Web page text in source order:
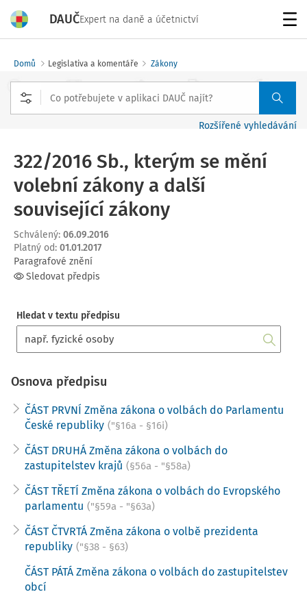
DAUČExpert na daně a účetnictví
Domů Legislativa a komentáře Zákony
Rozšířené vyhledávání
322/2016 Sb., kterým se mění
volební zákony a další
související zákony
Schválený: 06.09.2016
Platný od: 01.01.2017
Paragrafové znění
Sledovat předpis
Hledat v textu předpisu
Osnova předpisu
ČÁST PRVNÍ Změna zákona o volbách do Parlamentu
České republiky ("§16a - §16i)
ČÁST DRUHÁ Změna zákona o volbách do
zastupitelstev krajů (§56a - "§58a)
ČÁST TŘETÍ Změna zákona o volbách do Evropského
parlamentu ("§59a - "§63a)
ČÁST ČTVRTÁ Změna zákona o volbě prezidenta
republiky ("§38 - §63)
ČÁST PÁTÁ Změna zákona o volbách do zastupitelstev
obcí